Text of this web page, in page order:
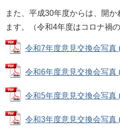
また、平成30年度からは、開
ます。（令和4年度はコロナ禍
令和7年度意見交換会写真
令和6年度意見交換会写真
令和5年度意見交換会写真
令和3年度意見交換会写真